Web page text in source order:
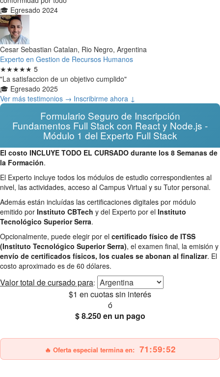
🎓 Egresado 2024
Cesar Sebastian Catalan, Rio Negro, Argentina
Experto en Gestion de Recursos Humanos
★★★★★ 5
"La satisfaccion de un objetivo cumplido"
🎓 Egresado 2025
Ver más testimonios → Inscribirme ahora ↓
Formulario Seguro de Inscripción
Fundamentos Full Stack con React y Node.js -
Módulo 1 del Experto Full Stack
El costo INCLUYE TODO EL CURSADO durante los 8 Semanas de
la Formación.
El Experto incluye todos los módulos de estudio correspondientes al
nivel, las actividades, acceso al Campus Virtual y su Tutor personal.
Además están incluídas las certificaciones digitales por módulo
emitido por Instituto CBTech y del Experto por el Instituto
Tecnológico Superior Serra.
Opcionalmente, puede elegir por el certificado físico de ITSS
(Instituto Tecnológico Superior Serra), el examen final, la emisión y
envío de certificados físicos, los cuales se abonan al finalizar. El
costo aproximado es de 60 dólares.
Valor total de cursado para:
$1 en cuotas sin interés
ó
$ 8.250en un pago
🔥 Oferta especial termina en: 71:59:51